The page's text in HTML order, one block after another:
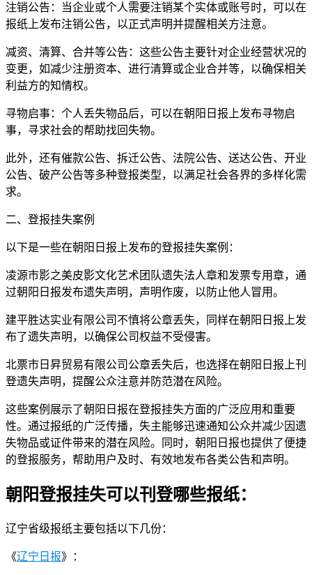
注销公告：当企业或个人需要注销某个实体或账号时，可以在
报纸上发布注销公告，以正式声明并提醒相关方注意。
减资、清算、合并等公告：这些公告主要针对企业经营状况的
变更，如减少注册资本、进行清算或企业合并等，以确保相关
利益方的知情权。
寻物启事：个人丢失物品后，可以在朝阳日报上发布寻物启
事，寻求社会的帮助找回失物。
此外，还有催款公告、拆迁公告、法院公告、送达公告、开业
公告、破产公告等多种登报类型，以满足社会各界的多样化需
求。
二、登报挂失案例
以下是一些在朝阳日报上发布的登报挂失案例：
凌源市影之美皮影文化艺术团队遗失法人章和发票专用章，通
过朝阳日报发布遗失声明，声明作废，以防止他人冒用。
建平胜达实业有限公司不慎将公章丢失，同样在朝阳日报上发
布了遗失声明，以确保公司权益不受侵害。
北票市日昇贸易有限公司公章丢失后，也选择在朝阳日报上刊
登遗失声明，提醒公众注意并防范潜在风险。
这些案例展示了朝阳日报在登报挂失方面的广泛应用和重要
性。通过报纸的广泛传播，失主能够迅速通知公众并减少因遗
失物品或证件带来的潜在风险。同时，朝阳日报也提供了便捷
的登报服务，帮助用户及时、有效地发布各类公告和声明。
朝阳登报挂失可以刊登哪些报纸：
辽宁省级报纸主要包括以下几份：
《辽宁日报》：